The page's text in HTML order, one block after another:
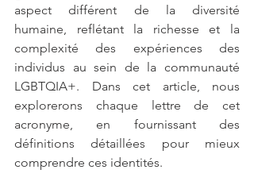
aspect différent de la diversité
humaine, reflétant la richesse et la
complexité des expériences des
individus au sein de la communauté
LGBTQIA+. Dans cet article, nous
explorerons chaque lettre de cet
acronyme, en fournissant des
définitions détaillées pour mieux
comprendre ces identités.